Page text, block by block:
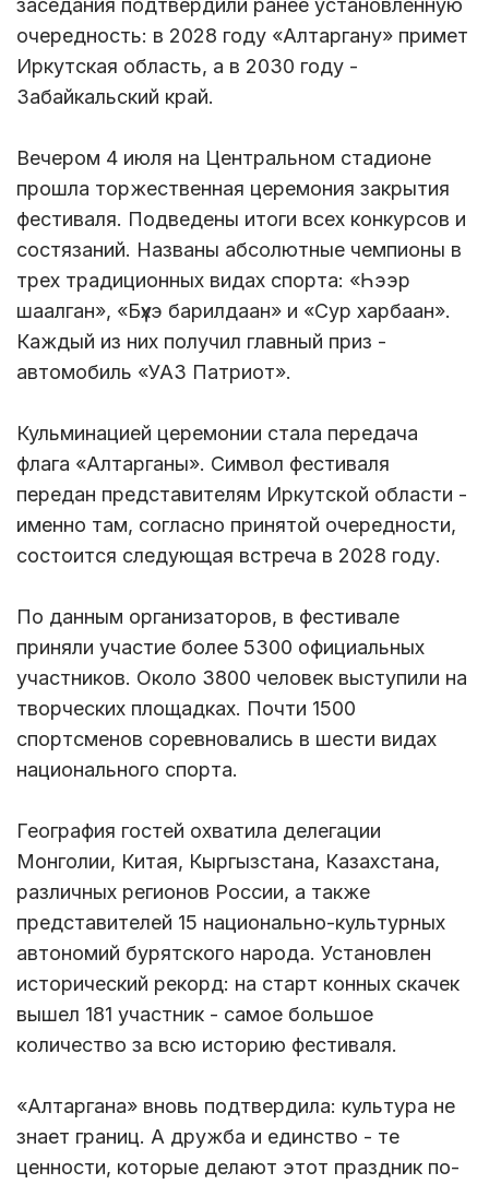
заседания подтвердили ранее установленную
очередность: в 2028 году «Алтаргану» примет
Иркутская область, а в 2030 году -
Забайкальский край.
Вечером 4 июля на Центральном стадионе
прошла торжественная церемония закрытия
фестиваля. Подведены итоги всех конкурсов и
состязаний. Названы абсолютные чемпионы в
трех традиционных видах спорта: «Һээр
шаалган», «Бүхэ барилдаан» и «Сур харбаан».
Каждый из них получил главный приз -
автомобиль «УАЗ Патриот».
Кульминацией церемонии стала передача
флага «Алтарганы». Символ фестиваля
передан представителям Иркутской области -
именно там, согласно принятой очередности,
состоится следующая встреча в 2028 году.
По данным организаторов, в фестивале
приняли участие более 5300 официальных
участников. Около 3800 человек выступили на
творческих площадках. Почти 1500
спортсменов соревновались в шести видах
национального спорта.
География гостей охватила делегации
Монголии, Китая, Кыргызстана, Казахстана,
различных регионов России, а также
представителей 15 национально-культурных
автономий бурятского народа. Установлен
исторический рекорд: на старт конных скачек
вышел 181 участник - самое большое
количество за всю историю фестиваля.
«Алтаргана» вновь подтвердила: культура не
знает границ. А дружба и единство - те
ценности, которые делают этот праздник по-